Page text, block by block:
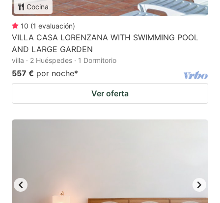
Cocina
10 (1 evaluación)
VILLA CASA LORENZANA WITH SWIMMING POOL
AND LARGE GARDEN
villa · 2 Huéspedes · 1 Dormitorio
557 € por noche*
Ver oferta